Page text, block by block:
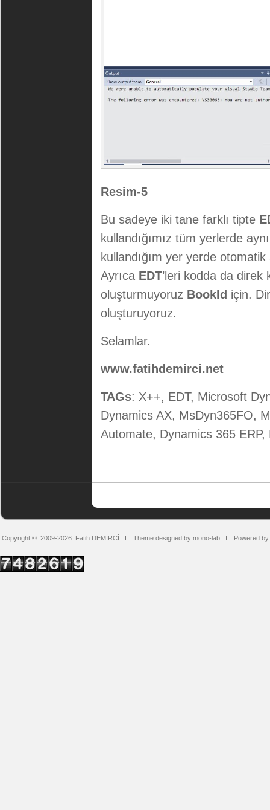
Resim-5
Bu sadeye iki tane farklı tipte
kullandığımız tüm yerlerde
kullandığım yer yerde otomatik
Ayrıca EDT’leri kodda da
oluşturmuyoruz BookId için.
oluşturuyoruz.
Selamlar.
www.fatihdemirci.net
TAGs: X++, EDT, Microsoft
Dynamics AX, MsDyn365FO,
Automate, Dynamics 365
Copyright © 2009-2026 Fatih DEMİRCİ Theme designed by mono-lab Powered